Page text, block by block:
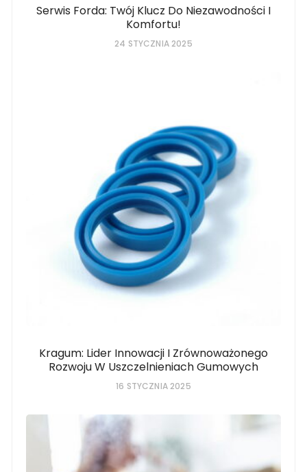
Serwis Forda: Twój Klucz Do Niezawodności I
Komfortu!
24 STYCZNIA 2025
Kragum: Lider Innowacji I Zrównoważonego
Rozwoju W Uszczelnieniach Gumowych
16 STYCZNIA 2025